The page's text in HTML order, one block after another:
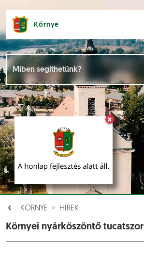
×
Környe
KÖRNYE HÍREK
Környei nyárköszöntő tucatszor
Hírek []
Események []
Dokumentumok []
Aloldalak [ ]